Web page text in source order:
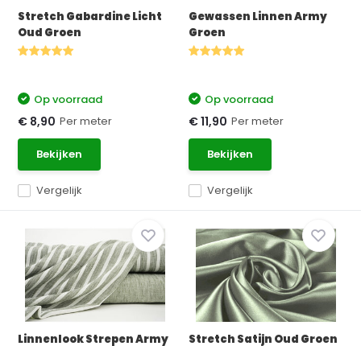
Stretch Gabardine Licht
Oud Groen
Vergelijk
Op voorraad
€ 8,90 Per meter
Bekijken
Gewassen Linnen Army
Groen
Vergelijk
Op voorraad
€ 11,90 Per meter
Bekijken
Linnenlook Strepen Army
Stretch Satijn Oud Groen